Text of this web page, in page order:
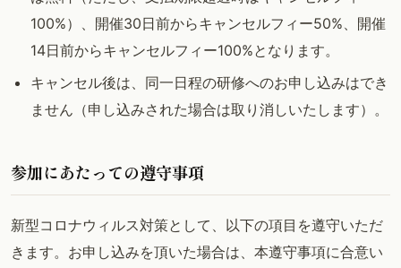
100%）、開催30日前からキャンセルフィー50%、開催
14日前からキャンセルフィー100%となります。
キャンセル後は、同一日程の研修へのお申し込みはでき
ません（申し込みされた場合は取り消しいたします）。
参加にあたっての遵守事項
新型コロナウィルス対策として、以下の項目を遵守いただ
きます。お申し込みを頂いた場合は、本遵守事項に合意い